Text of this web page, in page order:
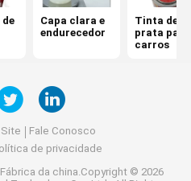
Capa clara e
endurecedor
Tinta de
prata para
carros
Fale Conosco
de privacidade
Fábrica da china.Copyright © 2026